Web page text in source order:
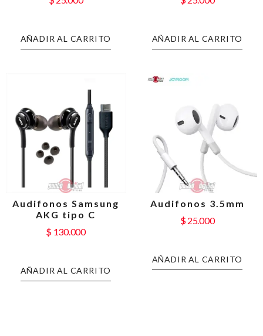
AÑADIR AL CARRITO AÑADIR AL CARRITO
Audifonos Samsung
AKG tipo C
$ 130.000
AÑADIR AL CARRITO
Audifonos 3.5mm
$25.000
AÑADIR AL CARRITO